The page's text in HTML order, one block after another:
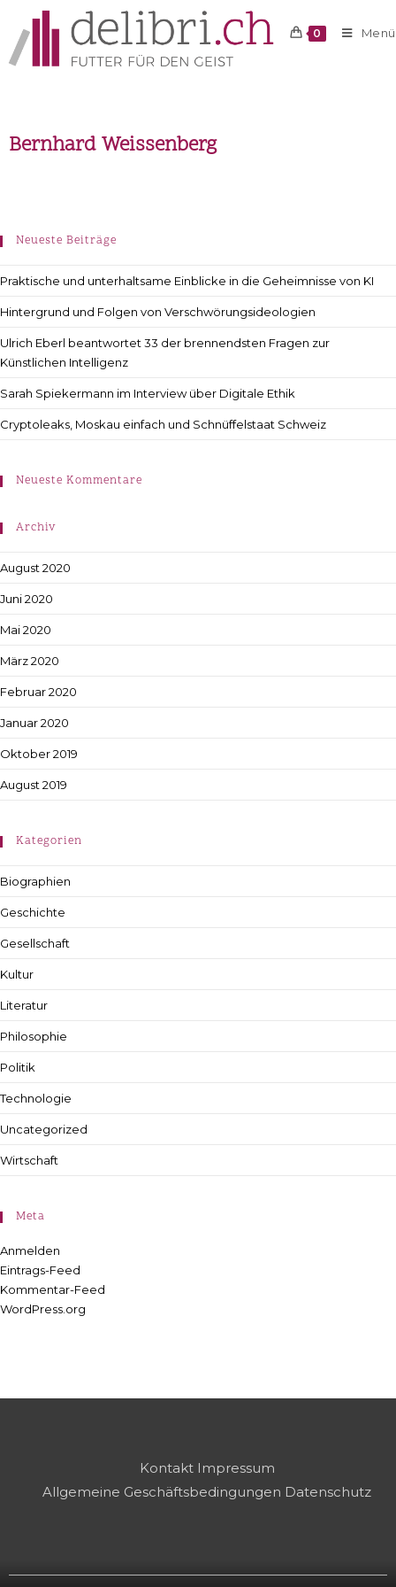
0 Menü
Bernhard Weissenberg
Neueste Beiträge
Praktische und unterhaltsame Einblicke in die Geheimnisse von KI
Hintergrund und Folgen von Verschwörungsideologien
Ulrich Eberl beantwortet 33 der brennendsten Fragen zur
Künstlichen Intelligenz
Sarah Spiekermann im Interview über Digitale Ethik
Cryptoleaks, Moskau einfach und Schnüffelstaat Schweiz
Neueste Kommentare
Archiv
August 2020
Juni 2020
Mai 2020
März 2020
Februar 2020
Januar 2020
Oktober 2019
August 2019
Kategorien
Biographien
Geschichte
Gesellschaft
Kultur
Literatur
Philosophie
Politik
Technologie
Uncategorized
Wirtschaft
Meta
Anmelden
Eintrags-Feed
Kommentar-Feed
WordPress.org
Kontakt Impressum
Allgemeine Geschäftsbedingungen Datenschutz